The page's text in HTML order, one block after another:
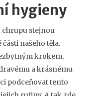
hygieny
chrupu stejnou
našeho těla.
krokem,
a krásnému
podceňovat tento